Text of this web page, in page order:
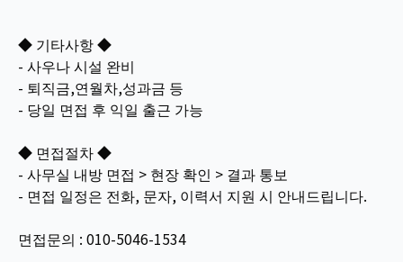
◆ 기타사항 ◆
- 사우나 시설 완비
- 퇴직금,연월차,성과금 등
- 당일 면접 후 익일 출근 가능
◆ 면접절차 ◆
- 사무실 내방 면접 > 현장 확인 > 결과 통보
- 면접 일정은 전화, 문자, 이력서 지원 시 안내드립니다.
면접문의 : 010-5046-1534